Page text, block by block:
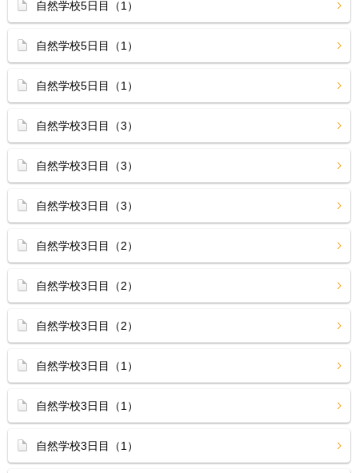
自然学校5日目（1）
自然学校5日目（1）
自然学校5日目（1）
自然学校3日目（3）
自然学校3日目（3）
自然学校3日目（3）
自然学校3日目（2）
自然学校3日目（2）
自然学校3日目（2）
自然学校3日目（1）
自然学校3日目（1）
自然学校3日目（1）